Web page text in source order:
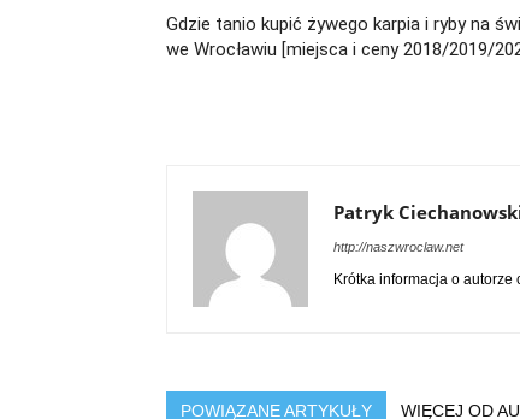
Gdzie tanio kupić żywego karpia i ryby na
we Wrocławiu [miejsca i ceny 2018/2019/
Patryk
http://naszwroclaw.net
Krótka informacja o autorze
POWIĄZANE ARTYKUŁY WIĘCEJ OD